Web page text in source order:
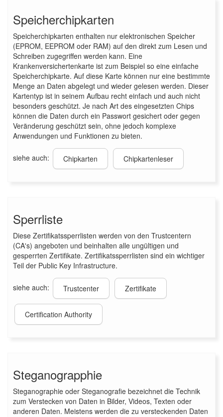
Speicherchipkarten
Speicherchipkarten enthalten nur elektronischen Speicher
(EPROM, EEPROM oder RAM) auf den direkt zum Lesen und
Schreiben zugegriffen werden kann. Eine
Krankenversichertenkarte ist zum Beispiel so eine einfache
Speicherchipkarte. Auf diese Karte können nur eine bestimmte
Menge an Daten abgelegt und wieder gelesen werden. Dieser
Kartentyp ist in seinem Aufbau recht einfach und auch nicht
besonders geschützt. Je nach Art des eingesetzten Chips
können die Daten durch ein Passwort gesichert oder gegen
Veränderung geschützt sein, ohne jedoch komplexe
Anwendungen und Funktionen zu bieten.
siehe auch: Chipkarten Chipkartenleser
Sperrliste
Diese Zertifikatssperrlisten werden von den Trustcentern
(CA's) angeboten und beinhalten alle ungültigen und
gesperrten Zertifikate. Zertifikatssperrlisten sind ein wichtiger
Teil der Public Key Infrastructure.
siehe auch: Trustcenter Zertifikate
Certification Authority
Steganograpphie
Steganographie oder Steganografie bezeichnet die Technik
zum Verstecken von Daten in Bilder, Videos, Texten oder
anderen Daten. Meistens werden die zu versteckenden Daten